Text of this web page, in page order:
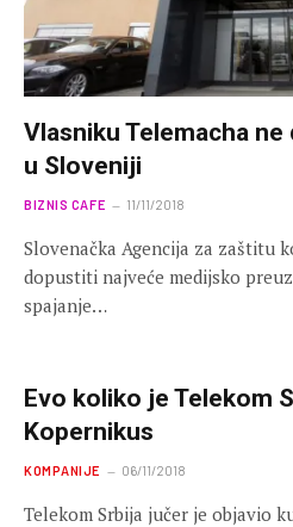
Vlasniku Telemacha
u Sloveniji
BIZNIS CAFE 11/11/2018
Slovenačka Agencija za zaštitu
dopustiti najveće medijsko
spajanje…
Evo koliko je Telekom
Kopernikus
KOMPANIJE 06/11/2018
Telekom Srbija jučer je objavio